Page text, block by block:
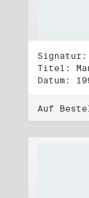
Signatur:
Datum:
Auf